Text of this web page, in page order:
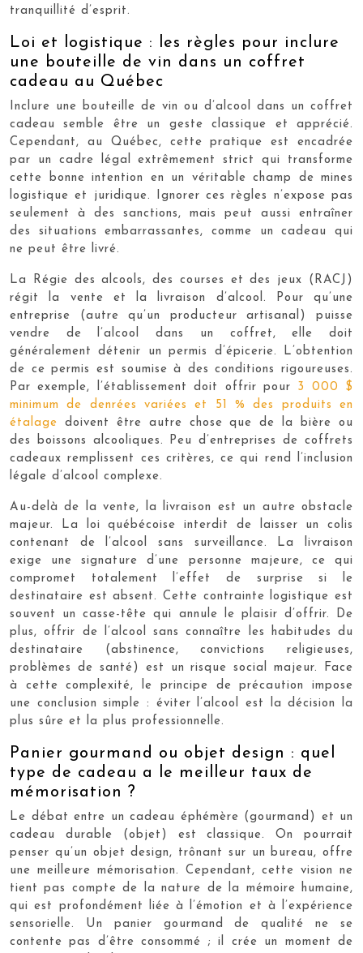
tranquillité d’esprit.
Loi et logistique : les règles pour inclure
une bouteille de vin dans un coffret
cadeau au Québec
Inclure une bouteille de vin ou d’alcool dans un coffret
cadeau semble être un geste classique et apprécié.
Cependant, au Québec, cette pratique est encadrée
par un cadre légal extrêmement strict qui transforme
cette bonne intention en un véritable champ de mines
logistique et juridique. Ignorer ces règles n’expose pas
seulement à des sanctions, mais peut aussi entraîner
des situations embarrassantes, comme un cadeau qui
ne peut être livré.
La Régie des alcools, des courses et des jeux (RACJ)
régit la vente et la livraison d’alcool. Pour qu’une
entreprise (autre qu’un producteur artisanal) puisse
vendre de l’alcool dans un coffret, elle doit
généralement détenir un permis d’épicerie. L’obtention
de ce permis est soumise à des conditions rigoureuses.
Par exemple, l’établissement doit offrir pour 3 000 $
minimum de denrées variées et 51 % des produits en
étalage doivent être autre chose que de la bière ou
des boissons alcooliques. Peu d’entreprises de coffrets
cadeaux remplissent ces critères, ce qui rend l’inclusion
légale d’alcool complexe.
Au-delà de la vente, la livraison est un autre obstacle
majeur. La loi québécoise interdit de laisser un colis
contenant de l’alcool sans surveillance. La livraison
exige une signature d’une personne majeure, ce qui
compromet totalement l’effet de surprise si le
destinataire est absent. Cette contrainte logistique est
souvent un casse-tête qui annule le plaisir d’offrir. De
plus, offrir de l’alcool sans connaître les habitudes du
destinataire (abstinence, convictions religieuses,
problèmes de santé) est un risque social majeur. Face
à cette complexité, le principe de précaution impose
une conclusion simple : éviter l’alcool est la décision la
plus sûre et la plus professionnelle.
Panier gourmand ou objet design : quel
type de cadeau a le meilleur taux de
mémorisation ?
Le débat entre un cadeau éphémère (gourmand) et un
cadeau durable (objet) est classique. On pourrait
penser qu’un objet design, trônant sur un bureau, offre
une meilleure mémorisation. Cependant, cette vision ne
tient pas compte de la nature de la mémoire humaine,
qui est profondément liée à l’émotion et à l’expérience
sensorielle. Un panier gourmand de qualité ne se
contente pas d’être consommé ; il crée un moment de